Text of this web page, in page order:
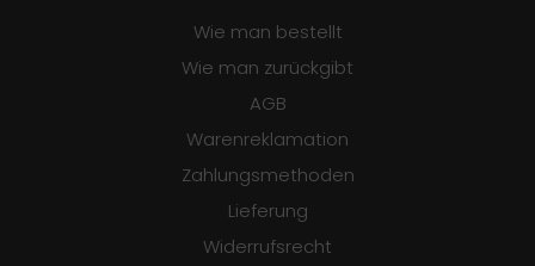
Wie man bestellt
Wie man zurückgibt
AGB
Warenreklamation
Zahlungsmethoden
Lieferung
Widerrufsrecht